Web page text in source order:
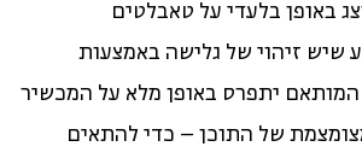
באופן בלעדי על טאבלטים
שיש זיהוי של גלישה באמצעות
המותאם יתפרס באופן מלא על המכשיר
מצומצמת של התוכן – כדי להתאים